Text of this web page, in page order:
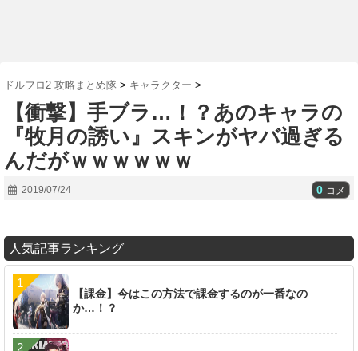
ドルフロ2 攻略まとめ隊 > キャラクター >
【衝撃】手ブラ…！？あのキャラの
『牧月の誘い』スキンがヤバ過ぎる
んだがｗｗｗｗｗｗ
2019/07/24 0 コメ
人気記事ランキング
【課金】今はこの方法で課金するのが一番なの
か…！？